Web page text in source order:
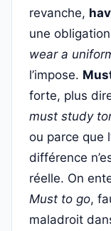
revanche,
une
wear a
l’impose.
forte, plus
must study
ou parce que
différence
réelle. On
Must to go,
maladroit